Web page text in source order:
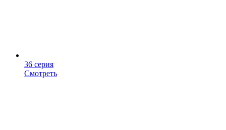
36 серия
Смотреть